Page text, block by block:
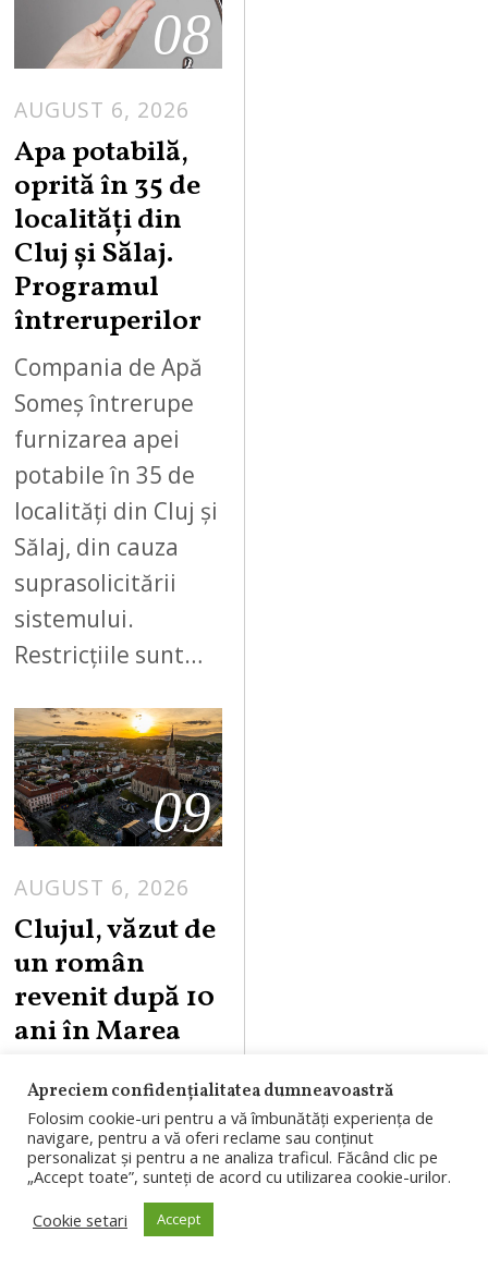
08
AUGUST 6, 2026
Apa potabilă,
oprită în 35 de
localități din
Cluj și Sălaj.
Programul
întreruperilor
Compania de Apă
Someș întrerupe
furnizarea apei
potabile în 35 de
localități din Cluj și
Sălaj, din cauza
suprasolicitării
sistemului.
Restricțiile sunt…
09
AUGUST 6, 2026
Clujul, văzut de
un român
revenit după 10
ani în Marea
apartamente
„ieftine” și
trafic „lejer”
Un clujean revenit
Apreciem confidențialitatea dumneavoastră
Folosim cookie-uri pentru a vă îmbunătăți experiența de
navigare, pentru a vă oferi reclame sau conținut
personalizat și pentru a ne analiza traficul. Făcând clic pe
„Accept toate”, sunteți de acord cu utilizarea cookie-urilor.
Cookie setari
Accept